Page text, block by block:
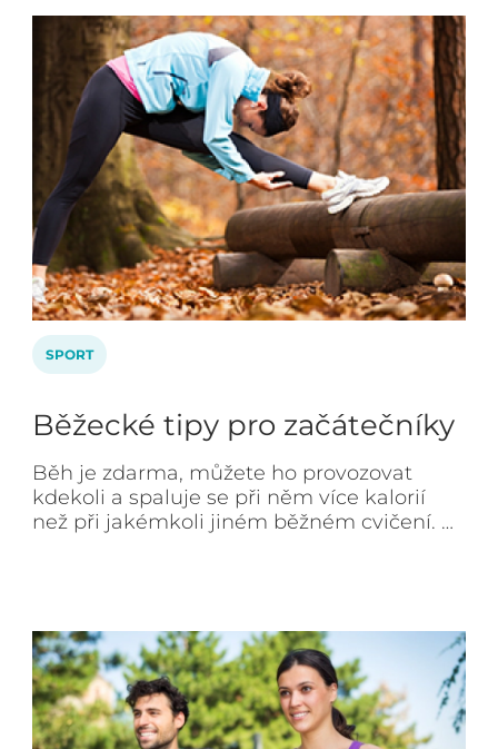
SPORT
Běžecké tipy pro začátečníky
Běh je zdarma, můžete ho provozovat
kdekoli a spaluje se při něm více kalorií
než při jakémkoli jiném běžném cvičení. …